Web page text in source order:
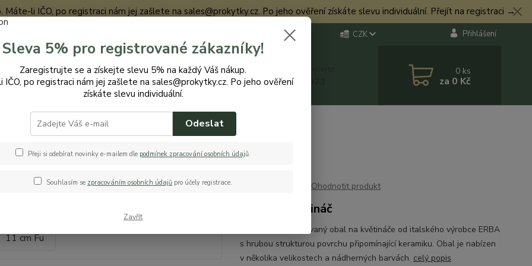
Máte-li IČO, po registraci nám jej zašlete na sales@prokytky.cz. Po jeho ověření získáte slevu individuální. Přejít na registraci →
CZK Přihlášení
Hledat Nevíte si rady? Zavolejte.
+420 774 544 973
0 ks
za 0 Kč
Obaly na květináče Erba Milano 11 cm Fu
Milano 11 cm Fu
Ohodnotit produkt
Obal na květináč
Zajímavě propracovaný obal na květináče od italského výrobce ERBA
s hrubou strukturou povrchu připomínající keramiku. Obal je nabízen
v několika velikostech a nádherných barvách. celý popis
Sleva 5% pro registrované zákazníky!
Zaregistrujte se a získejte slevu 5% na každý Váš nákup.
IČO, po registraci nám jej zašlete na sales@prokytky.cz. Po jeho ověření
získáte slevu individuální.
Odeslat
Přeji si odebírat novinky e-mailem dle podmínek zpracování osobních údajů.
Souhlasím se zpracováním osobních údajů pro účely registrace.
Zavřít